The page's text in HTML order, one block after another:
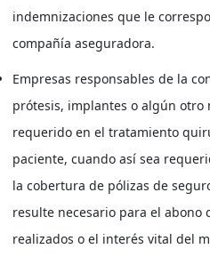
indemnizaciones que le
compañía aseguradora.
Empresas responsables de la
prótesis, implantes o algún otro
requerido en el tratamiento
paciente, cuando así sea
la cobertura de pólizas de
resulte necesario para el abono
realizados o el interés vital del